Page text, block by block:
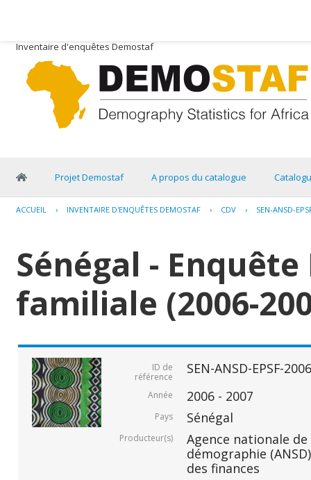
Inventaire d'enquêtes Demostaf
Projet Demostaf A propos du catalogue
ACCUEIL › INVENTAIRE D'ENQUÊTES DEMOSTAF › CDV › SEN-ANSD-
Sénégal -
familiale (2006-
ID de
référence
SEN-ANSD-EPSF-
Année 2006 - 2007
Pays Sénégal
Producteur(s)
Agence nationale
démographie
des finances